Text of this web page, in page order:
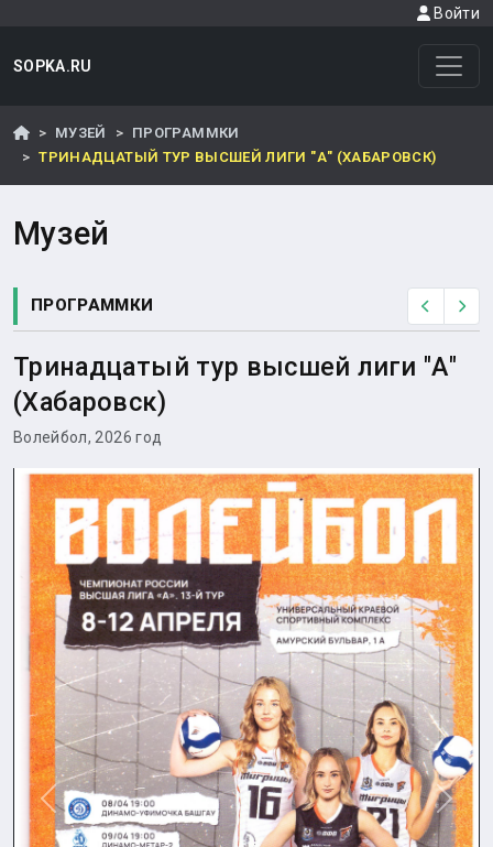
Войти
SOPKA.RU
МУЗЕЙ
ПРОГРАММКИ
ТРИНАДЦАТЫЙ ТУР ВЫСШЕЙ ЛИГИ "А" (ХАБАРОВСК)
Музей
ПРОГРАММКИ Назад
Тринадцатый тур высшей лиги "А"
(Хабаровск)
Волейбол, 2026 год
Назад